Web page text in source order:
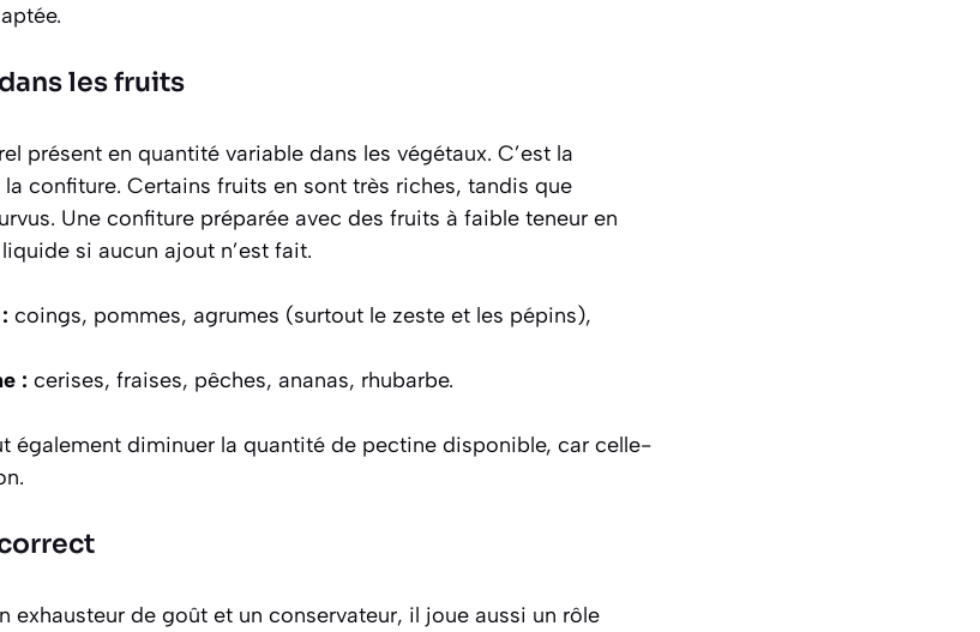
les fruits
présent en quantité variable dans les végétaux. C’est la
confiture. Certains fruits en sont très riches, tandis que
Une confiture préparée avec des fruits à faible teneur en
si aucun ajout n’est fait.
coings, pommes, agrumes (surtout le zeste et les pépins),
: cerises, fraises, pêches, ananas, rhubarbe.
également diminuer la quantité de pectine disponible, car celle-
exhausteur de goût et un conservateur, il joue aussi un rôle